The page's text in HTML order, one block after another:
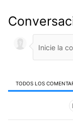
TODOS LOS
Todos los